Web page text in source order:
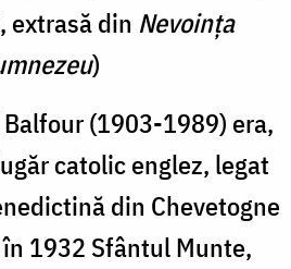
extrasă din Nevoinţa
)
(1903-1989) era,
catolic englez, legat
din Chevetogne
1932 Sfântul Munte,